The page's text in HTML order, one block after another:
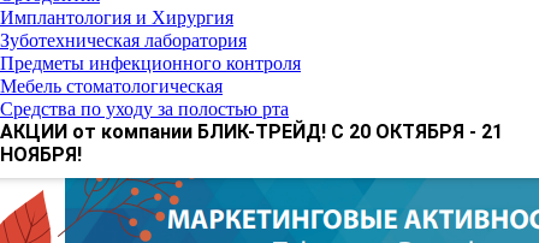
Имплантология и Хирургия
Зуботехническая лаборатория
Предметы инфекционного контроля
Мебель стоматологическая
Средства по уходу за полостью рта
АКЦИИ от компании БЛИК-ТРЕЙД! С 20 ОКТЯБРЯ - 21
НОЯБРЯ!